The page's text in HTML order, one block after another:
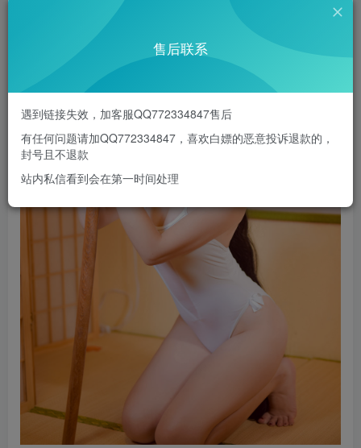
售后联系
遇到链接失效，加客服QQ772334847售后
有任何问题请加QQ772334847，喜欢白嫖的恶意投诉退款的，
封号且不退款
站内私信看到会在第一时间处理